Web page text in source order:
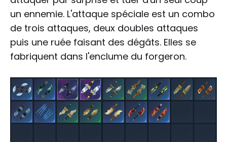
un ennemie. L'attaque spéciale est un combo
de trois attaques, deux doubles attaques
puis une ruée faisant des dégâts. Elles se
fabriquent dans l'enclume du forgeron.